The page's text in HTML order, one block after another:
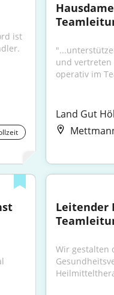
ist
und vertreten
operativ im
Land Gut
Leitender
Wir gestalten